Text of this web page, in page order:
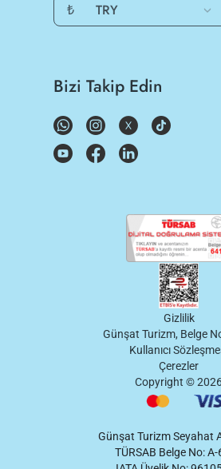
₺ TRY
Bizi Takip Edin
Gizlilik
Günşat Turizm, Belge
Kullanıcı
Çerezler
Copyright ©
Günşat Turizm Seyahat
TÜRSAB Belge No: